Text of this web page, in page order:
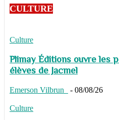
CULTURE
Culture
Plimay Éditions ouvre les
élèves de Jacmel
Emerson Vilbrun - 08/08/26
Culture